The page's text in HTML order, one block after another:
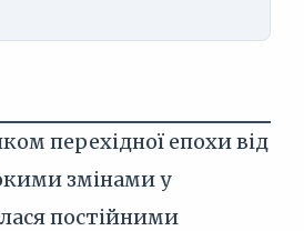
перехідної епохи від
змінами у
постійними